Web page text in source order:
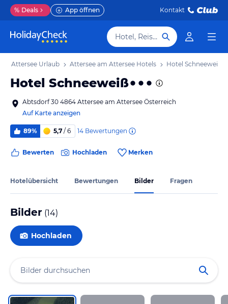
% Deals App öffnen Kontakt
Hotel, Reiseziel
Attersee Urlaub Attersee am Attersee Hotels Hotel Schneeweiß
Hotel Schneeweiß
Abtsdorf 30 4864 Attersee am Attersee Österreich
Auf Karte anzeigen
89% 5,7 / 6 14 Bewertungen
Bewerten Hochladen Merken
Hotelübersicht Bewertungen Bilder Fragen
Bilder (14)
Hochladen